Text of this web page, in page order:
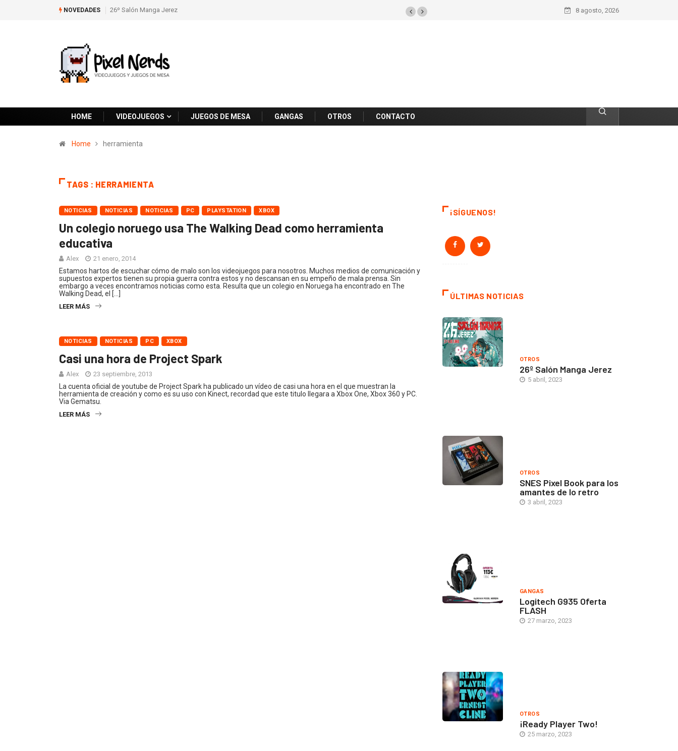
NOVEDADES 26º Salón Manga Jerez 8 agosto, 2026
HOME VIDEOJUEGOS JUEGOS DE MESA GANGAS OTROS CONTACTO
Home herramienta
TAGS : HERRAMIENTA
NOTICIAS NOTICIAS NOTICIAS PC PLAYSTATION XBOX
Un colegio noruego usa The Walking Dead como herramienta
educativa
Alex 21 enero, 2014
Estamos hartos de escuchar cómo de malo son los videojuegos para nosotros. Muchos medios de comunicación y
supuestos expertos tienen su propia guerra contra estos y no descansan en su empeño de mala prensa. Sin
embargo a veces encontramos noticias como esta. Resulta que un colegio en Noruega ha encontrado en The
Walking Dead, el […]
LEER MÁS
NOTICIAS NOTICIAS PC XBOX
Casi una hora de Project Spark
Alex 23 septiembre, 2013
La cuenta oficial de youtube de Project Spark ha publicado un vídeo de casi una hora en el que muestran la
herramienta de creación y como es su uso con Kinect, recordad que este titulo llegara a Xbox One, Xbox 360 y PC.
Via Gematsu.
LEER MÁS
¡SÍGUENOS!
ÚLTIMAS NOTICIAS
OTROS
26º Salón Manga Jerez
5 abril, 2023
OTROS
SNES Pixel Book para los
amantes de lo retro
3 abril, 2023
GANGAS
Logitech G935 Oferta
FLASH
27 marzo, 2023
OTROS
¡Ready Player Two!
25 marzo, 2023